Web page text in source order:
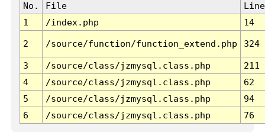
No. File
Line
1
/index.php 14
2 /source/function/function_extend.php 324
3 /source/class/jzmysql.class.php
211
4
/source/class/jzmysql.class.php
62
5
/source/class/jzmysql.class.php
94
6
/source/class/jzmysql.class.php 76